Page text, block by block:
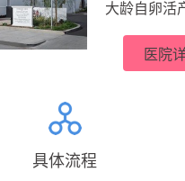
大龄自卵活
世纪1993
浆内单精
医院
具体流程